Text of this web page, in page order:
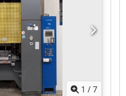
1 /7